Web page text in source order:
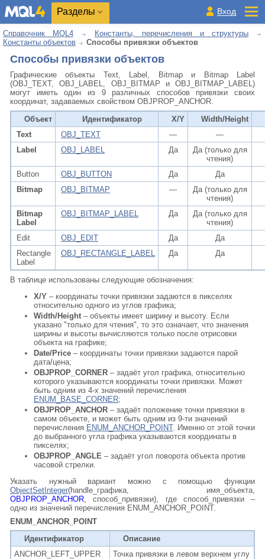
Разделы Вход
Справочник MQL4
Константы, перечисления и структуры
Константы объектов
Способы привязки объектов
Способы привязки объектов
Графические объекты Text, Label, Bitmap и Bitmap Label
(OBJ_TEXT, OBJ_LABEL, OBJ_BITMAP и OBJ_BITMAP_LABEL)
могут иметь один из 9 различных способов привязки своих
координат, задаваемых свойством OBJPROP_ANCHOR.
Объект
Идентификатор X/Y
Width/Height
Text
OBJ_TEXT —
—
Label
OBJ_LABEL Да
Да (только для
чтения)
Button
OBJ_BUTTON Да
Да
Bitmap
OBJ_BITMAP —
Да (только для
чтения)
Bitmap
Label
OBJ_BITMAP_LABEL Да
Да (только для
чтения)
Edit
OBJ_EDIT Да
Да
Rectangle
Label
OBJ_RECTANGLE_LABEL Да Да
В таблице использованы следующие обозначения:
X/Y – координаты точки привязки задаются в пикселях
относительно одного из углов графика;
Width/Height – объекты имеет ширину и высоту. Если
указано "только для чтения", то это означает, что значения
ширины и высоты вычисляются только после отрисовки
объекта на графике;
Date/Price – координаты точки привязки задаются парой
дата/цена;
OBJPROP_CORNER – задаёт угол графика, относительно
которого указываются координаты точки привязки. Может
быть одним из 4-х значений перечисления
ENUM_BASE_CORNER;
OBJPROP_ANCHOR – задаёт положение точки привязки в
самом объекте, и может быть одним из 9-ти значений
перечисления ENUM_ANCHOR_POINT. Именно от этой точки
до выбранного угла графика указываются координаты в
пикселях;
OBJPROP_ANGLE – задаёт угол поворота объекта против
часовой стрелки.
Указать нужный вариант можно с помощью функции
ObjectSetInteger(handle_графика, имя_объекта,
OBJPROP_ANCHOR , способ_привязки), где способ_привязки –
одно из значений перечисления ENUM_ANCHOR_POINT.
ENUM_ANCHOR_POINT
Идентификатор
Описание
ANCHOR_LEFT_UPPER
Точка привязки в левом верхнем углу